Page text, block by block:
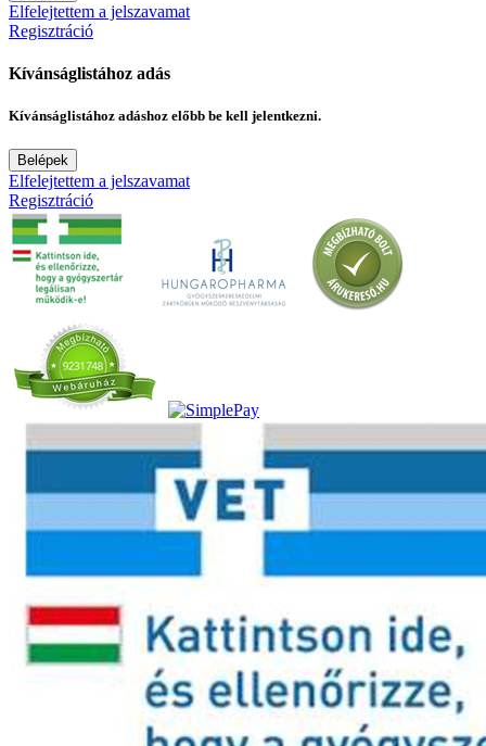
Elfelejtettem a jelszavamat
Regisztráció
Kívánságlistához adás
Kívánságlistához adáshoz előbb be kell jelentkezni.
Belépek
Elfelejtettem a jelszavamat
Regisztráció